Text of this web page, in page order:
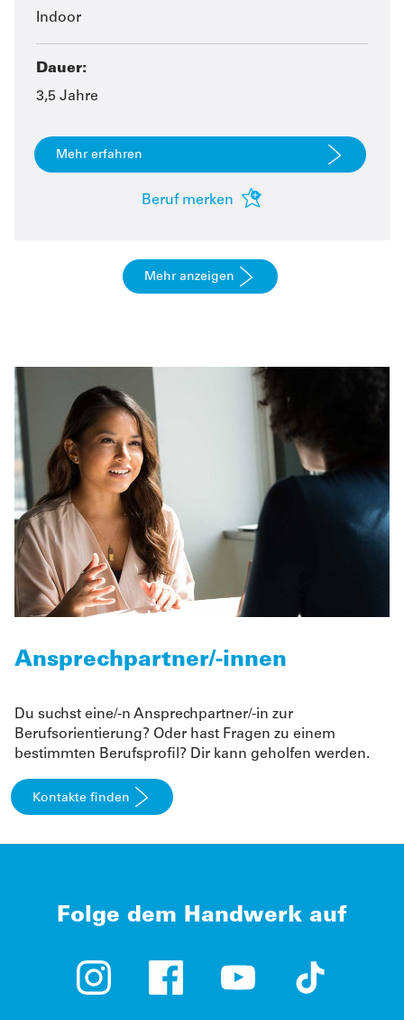
Indoor
Dauer:
3,5 Jahre
Mehr erfahren
Beruf merken
Mehr anzeigen
Ansprechpartner/-innen
Du suchst eine/-n Ansprechpartner/-in zur
Berufsorientierung? Oder hast Fragen zu einem
bestimmten Berufsprofil? Dir kann geholfen werden.
Kontakte finden
Folge dem Handwerk auf
Instagram (öffnet in neuem Tab)
Facebook (öffnet in neuem Tab)
YouTube (öffnet in
TikTok